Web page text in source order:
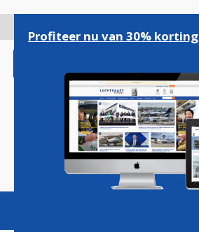
gaan
Magazine Podcasts
Profiteer nu van 30% korting